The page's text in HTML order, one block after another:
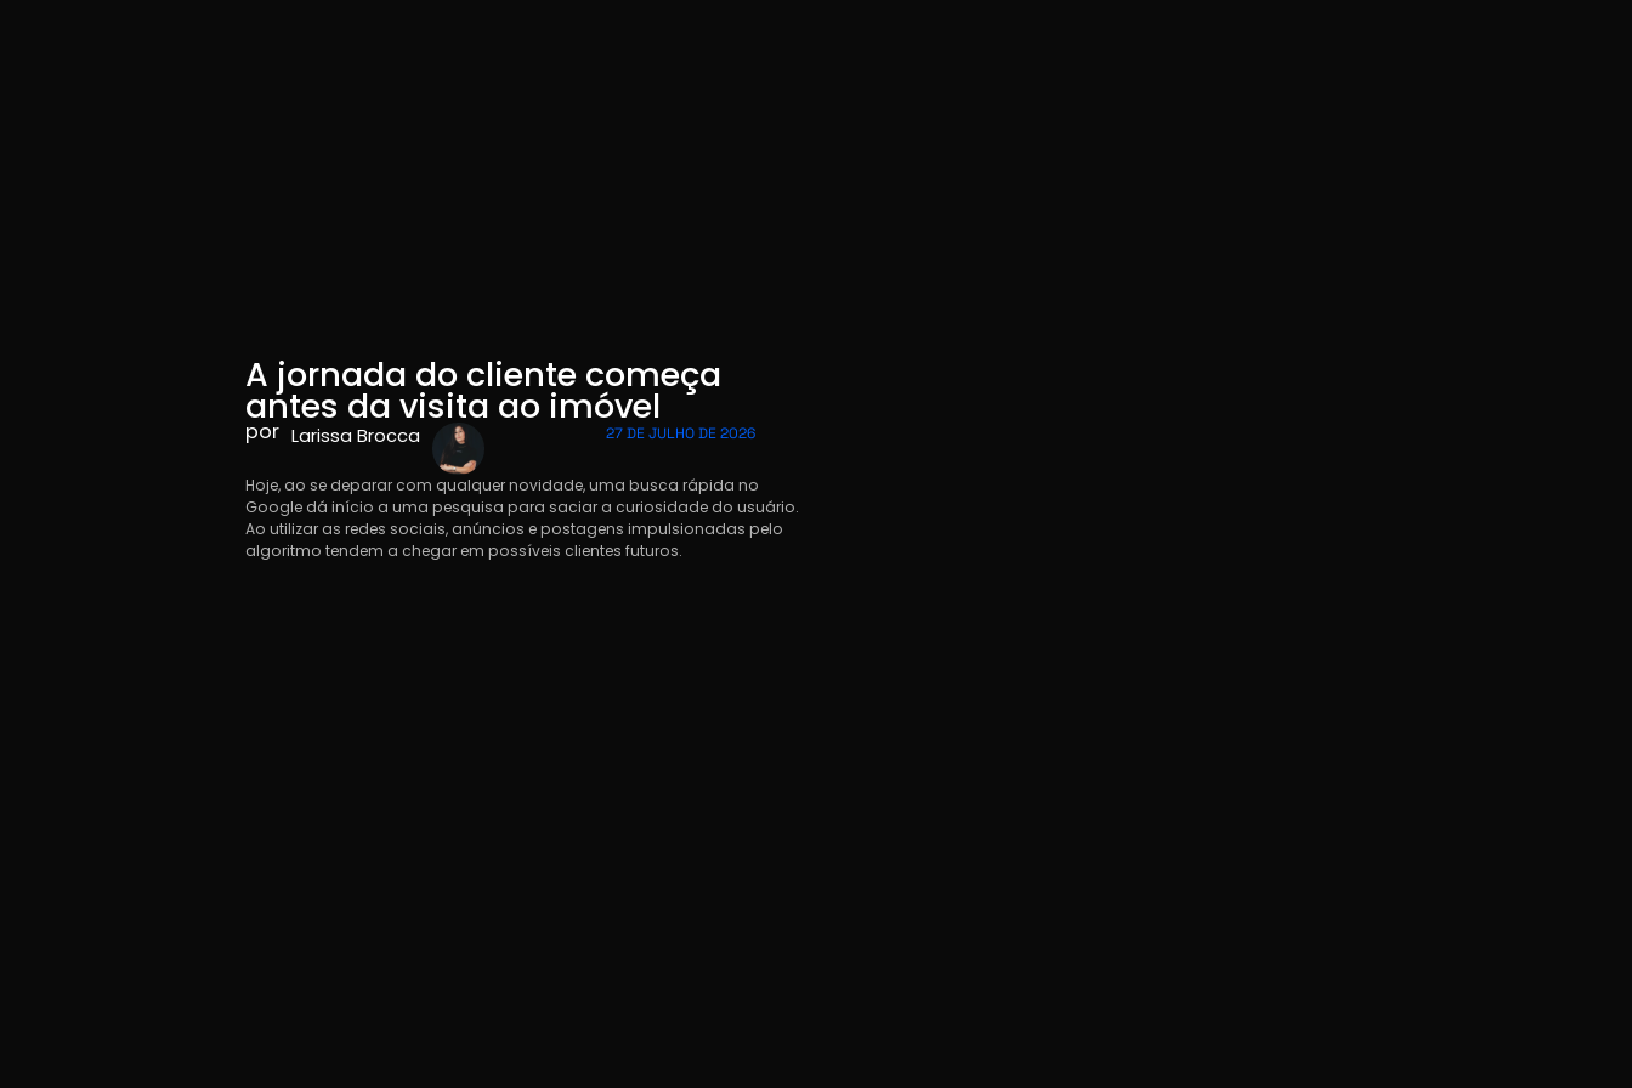
A jornada do cliente começa
antes da visita ao imóvel
por Larissa Brocca Larissa Brocca
27 DE JULHO DE 2026
Hoje, ao se deparar com qualquer novidade, uma busca rápida no
Google dá início a uma pesquisa para saciar a curiosidade do usuário.
Ao utilizar as redes sociais, anúncios e postagens impulsionadas pelo
algoritmo tendem a chegar em possíveis clientes futuros.